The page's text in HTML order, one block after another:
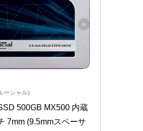
ーシャル)
500GB MX500 内蔵
7mm (9.5mmスペーサ